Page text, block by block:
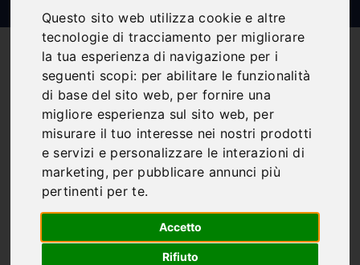
Questo sito web utilizza cookie e altre
tecnologie di tracciamento per migliorare
la tua esperienza di navigazione per i
seguenti scopi: per abilitare le funzionalità
di base del sito web, per fornire una
migliore esperienza sul sito web, per
misurare il tuo interesse nei nostri prodotti
e servizi e personalizzare le interazioni di
marketing, per pubblicare annunci più
pertinenti per te.
Accetto
Rifiuto
Notizie Sportive
MotoGP d’Italia: gara di
oggi – Risultati di Jorge
Martín e Marc Márquez e
ultime notizie, in diretta